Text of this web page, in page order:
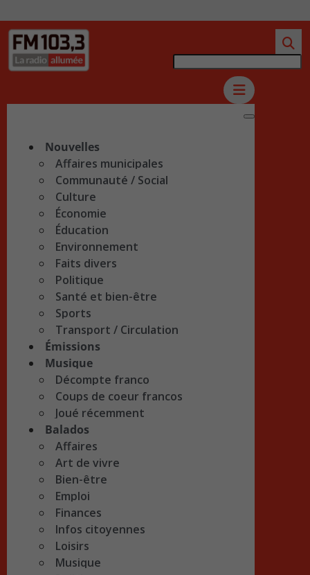
Nouvelles
Affaires municipales
Communauté / Social
Culture
Économie
Éducation
Environnement
Faits divers
Politique
Santé et bien-être
Sports
Transport / Circulation
Émissions
Musique
Décompte franco
Coups de coeur francos
Joué récemment
Balados
Affaires
Art de vivre
Bien-être
Emploi
Finances
Infos citoyennes
Loisirs
Musique